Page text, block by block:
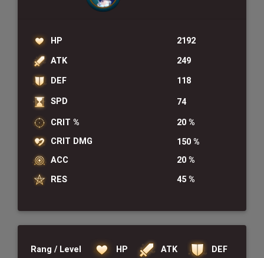
HP
2192
ATK
249
DEF
118
SPD
74
CRIT %
20 %
CRIT DMG
150 %
ACC
20 %
RES
45 %
Rang / Level HP ATK
DEF